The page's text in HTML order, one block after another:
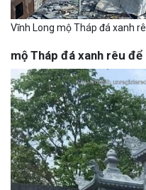
Vĩnh Long mộ Tháp đá xanh
mộ Tháp đá xanh rêu